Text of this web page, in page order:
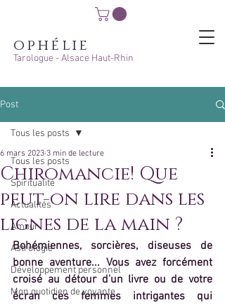
ophélie
Tarologue - Alsace Haut-Rhin
Post
Tous les posts
Spiritualité
Actualités
Amour
Astrologie
Développement personnel
Mon quotidien de voyante
Tous les posts
Chiromancie! Que
peut-on lire dans les
lignes de la main ?
6 mars 2023 3 min de lecture
Bohémiennes, sorcières, diseuses de
bonne aventure... Vous avez forcément
croisé au détour d'un livre ou de votre
écran ces femmes intrigantes qui